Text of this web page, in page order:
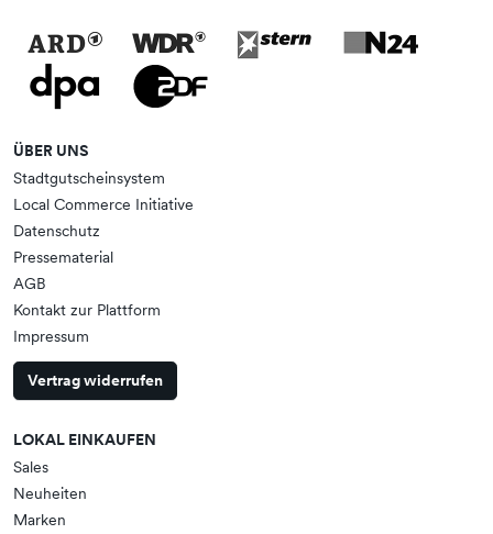
ÜBER UNS
Stadtgutscheinsystem
Local Commerce Initiative
Datenschutz
Pressematerial
AGB
Kontakt zur Plattform
Impressum
Vertrag widerrufen
LOKAL EINKAUFEN
Sales
Neuheiten
Marken